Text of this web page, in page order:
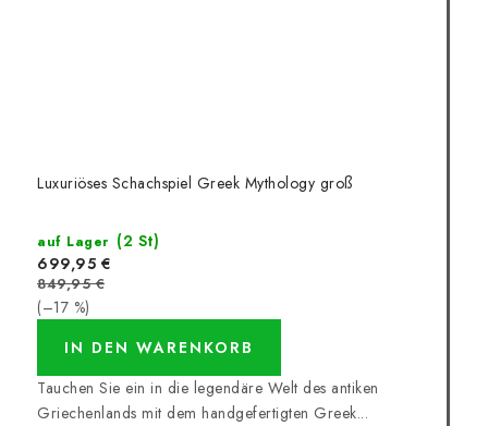
Luxuriöses Schachspiel Greek Mythology groß
auf Lager (2 St)
699,95 €
849,95 €
(–17 %)
IN DEN WARENKORB
Tauchen Sie ein in die legendäre Welt des antiken
Griechenlands mit dem handgefertigten Greek...